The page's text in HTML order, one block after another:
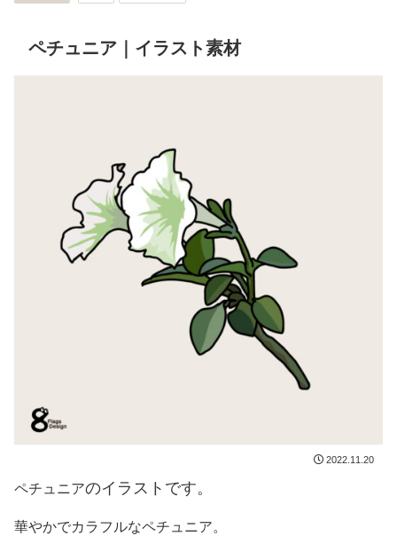
ペチュニア｜イラスト素材
2022.11.20
ペチュニアのイラストです。
華やかでカラフルなペチュニア。